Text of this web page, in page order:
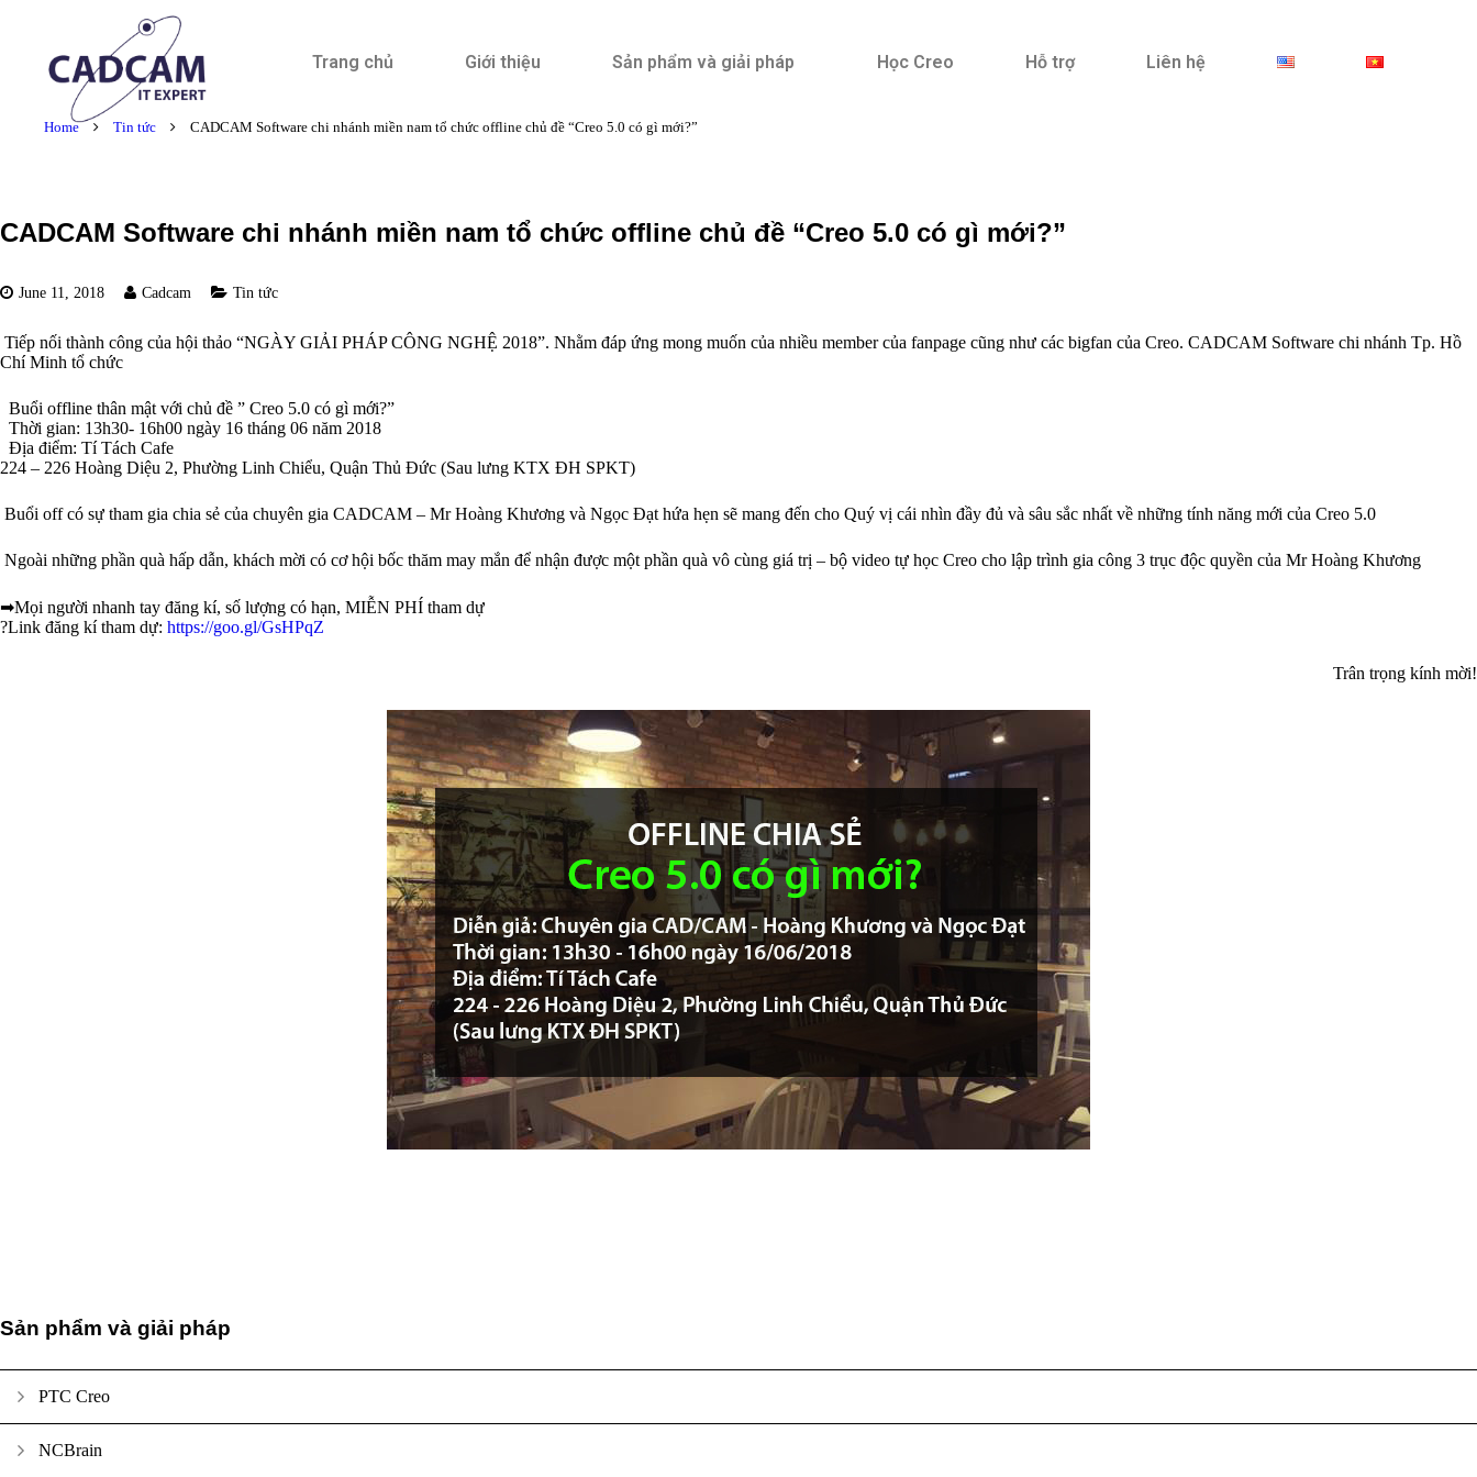
Trang chủ Giới thiệu Sản phẩm và giải pháp Học Creo Hỗ trợ Liên hệ
Home Tin tức CADCAM Software chi nhánh miền nam tổ chức offline chủ đề “Creo 5.0 có gì mới?”
CADCAM Software chi nhánh miền nam tổ chức offline chủ đề “Creo 5.0 có gì mới?”
June 11, 2018 Cadcam Tin tức
Tiếp nối thành công của hội thảo “NGÀY GIẢI PHÁP CÔNG NGHỆ 2018”. Nhằm đáp ứng mong muốn của nhiều member của fanpage cũng như các bigfan của Creo. CADCAM Software chi nhánh Tp. Hồ
Chí Minh tổ chức
Buổi offline thân mật với chủ đề ” Creo 5.0 có gì mới?”
Thời gian: 13h30- 16h00 ngày 16 tháng 06 năm 2018
Địa điểm: Tí Tách Cafe
224 – 226 Hoàng Diệu 2, Phường Linh Chiểu, Quận Thủ Đức (Sau lưng KTX ĐH SPKT)
Buổi off có sự tham gia chia sẻ của chuyên gia CADCAM – Mr Hoàng Khương và Ngọc Đạt hứa hẹn sẽ mang đến cho Quý vị cái nhìn đầy đủ và sâu sắc nhất về những tính năng mới của Creo 5.0
Ngoài những phần quà hấp dẫn, khách mời có cơ hội bốc thăm may mắn để nhận được một phần quà vô cùng giá trị – bộ video tự học Creo cho lập trình gia công 3 trục độc quyền của Mr Hoàng Khương
➡Mọi người nhanh tay đăng kí, số lượng có hạn, MIỄN PHÍ tham dự
?Link đăng kí tham dự: https://goo.gl/GsHPqZ
Trân trọng kính mời!
Sản phẩm và giải pháp
PTC Creo
NCBrain